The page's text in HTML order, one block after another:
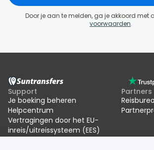
Door je aan te melden, ga je akkoord met
voorwaarden.
Support
Je boeking beheren
Helpcentrum
Vertragingen door het EU-
inreis/uitreissysteem (EES)
Partners